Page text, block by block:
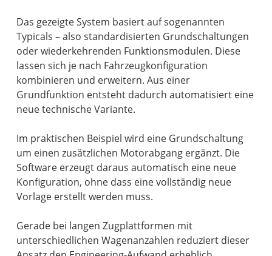
Das gezeigte System basiert auf sogenannten
Typicals – also standardisierten Grundschaltungen
oder wiederkehrenden Funktionsmodulen. Diese
lassen sich je nach Fahrzeugkonfiguration
kombinieren und erweitern. Aus einer
Grundfunktion entsteht dadurch automatisiert eine
neue technische Variante.
Im praktischen Beispiel wird eine Grundschaltung
um einen zusätzlichen Motorabgang ergänzt. Die
Software erzeugt daraus automatisch eine neue
Konfiguration, ohne dass eine vollständig neue
Vorlage erstellt werden muss.
Gerade bei langen Zugplattformen mit
unterschiedlichen Wagenanzahlen reduziert dieser